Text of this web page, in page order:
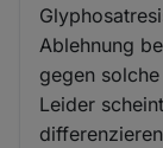
Ablehnung
gegen solche
Leider